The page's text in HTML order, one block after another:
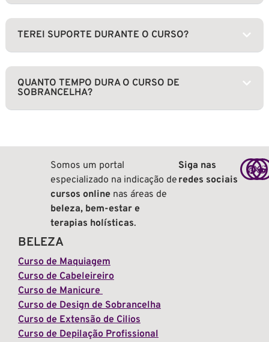
TEREI SUPORTE DURANTE O CURSO?
QUANTO TEMPO DURA O CURSO DE
SOBRANCELHA?
Somos um portal
especializado na indicação de
cursos onlinenas áreas de
beleza, bem-estar e
terapias holísticas.
Siga nas
redes sociais
BELEZA
Curso de Maquiagem
Curso de Cabeleireiro
Curso de Manicure
Curso de Design de Sobrancelha
Curso de Extensão de Cilios
Curso de Depilação Profissional